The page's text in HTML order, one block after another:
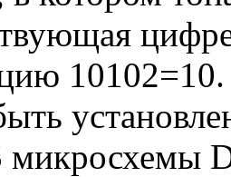
микросхемы